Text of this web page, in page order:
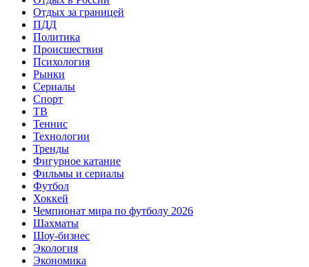
Отдых за границей
ПДД
Политика
Происшествия
Психология
Рынки
Сериалы
Спорт
ТВ
Теннис
Технологии
Тренды
Фигурное катание
Фильмы и сериалы
Футбол
Хоккей
Чемпионат мира по футболу 2026
Шахматы
Шоу-бизнес
Экология
Экономика